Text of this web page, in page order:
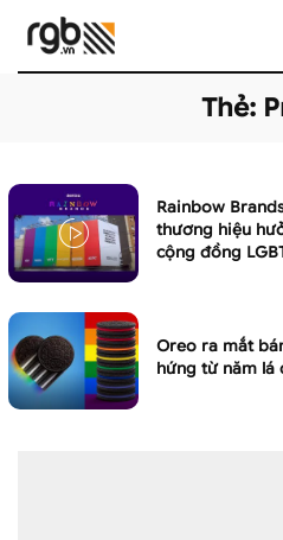
Thẻ:
Rainbow
thương hiệu
cộng đồng
Oreo ra mắt
hứng từ năm lá